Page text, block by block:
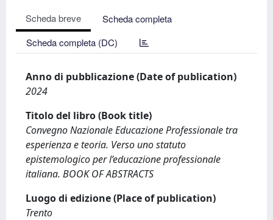
Scheda breve
Scheda completa
Scheda completa (DC)
Anno di pubblicazione (Date of publication)
2024
Titolo del libro (Book title)
Convegno Nazionale Educazione Professionale tra
esperienza e teoria. Verso uno statuto
epistemologico per l’educazione professionale
italiana. BOOK OF ABSTRACTS
Luogo di edizione (Place of publication)
Trento